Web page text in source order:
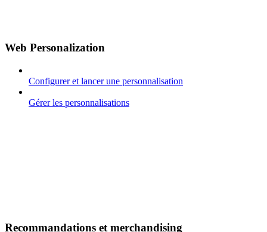
Web Personalization
Configurer et lancer une personnalisation
Gérer les personnalisations
Recommandations et merchandising